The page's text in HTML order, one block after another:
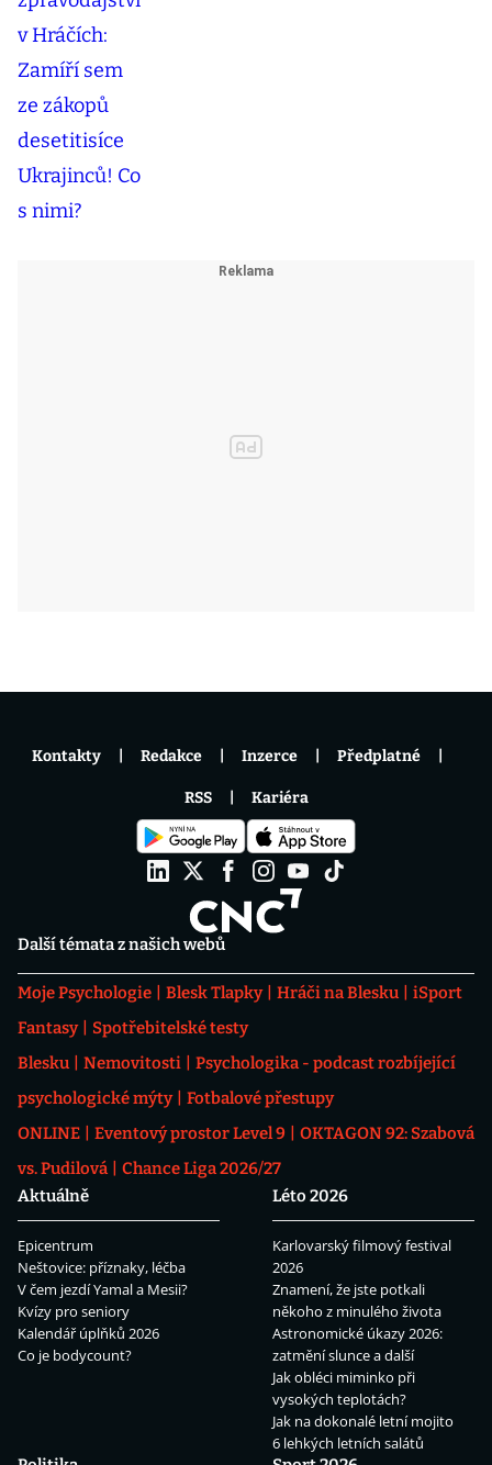
Další témata z našich webů
Moje Psychologie Blesk Tlapky Hráči na Blesku
iSport
Fantasy
Spotřebitelské testy
Blesku
Nemovitosti
Psychologika - podcast rozbíjející
psychologické mýty
Fotbalové přestupy
ONLINE
Eventový prostor Level 9
OKTAGON 92: Szabová
vs. Pudilová
Chance Liga 2026/27
Aktuálně
Epicentrum
Neštovice: příznaky, léčba
V čem jezdí Yamal a Mesii?
Kvízy pro seniory
Kalendář úplňků 2026
Co je bodycount?
Léto 2026
Karlovarský filmový festival
2026
Znamení, že jste potkali
někoho z minulého života
Astronomické úkazy 2026:
zatmění slunce a další
Jak obléci miminko při
vysokých teplotách?
Jak na dokonalé letní mojito
6 lehkých letních salátů
Kontakty Redakce Inzerce Předplatné
RSS Kariéra